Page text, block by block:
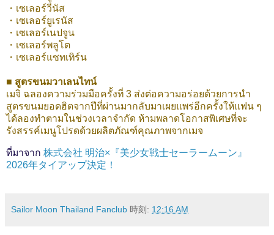
・เซเลอร์วีนัส
・เซเลอร์ยูเรนัส
・เซเลอร์เนปจูน
・เซเลอร์พลูโต
・เซเลอร์แซทเทิร์น
■ สูตรขนมวาเลนไทน์
เมจิ ฉลองความร่วมมือครั้งที่ 3 ส่งต่อความอร่อยด้วยการนำ
สูตรขนมยอดฮิตจากปีที่ผ่านมากลับมาเผยแพร่อีกครั้งให้แฟน ๆ
ได้ลองทำตามในช่วงเวลาจำกัด ห้ามพลาดโอกาสพิเศษที่จะ
รังสรรค์เมนูโปรดด้วยผลิตภัณฑ์คุณภาพจากเมจ
ที่มาจาก 株式会社 明治×『美少女戦士セーラームーン』
2026年タイアップ決定！
Sailor Moon Thailand Fanclub 時刻: 12:16 AM